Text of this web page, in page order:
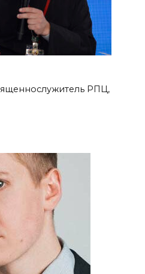
РПЦ,